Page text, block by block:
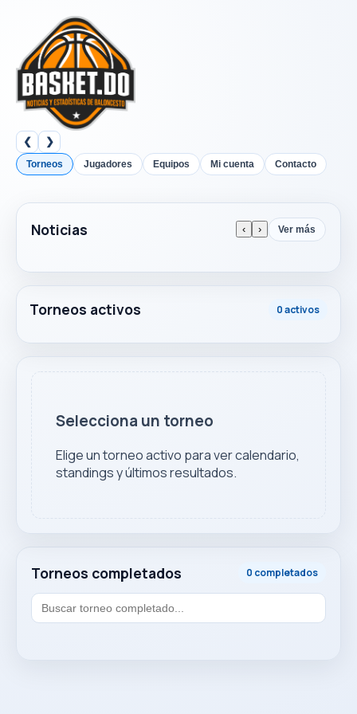
❮ ❯
Torneos Jugadores Equipos Mi cuenta Contacto
Noticias ‹ › Ver más
Torneos activos 0 activos
Torneos completados 0 completados
Selecciona un torneo
Elige un torneo activo para ver calendario,
standings y últimos resultados.